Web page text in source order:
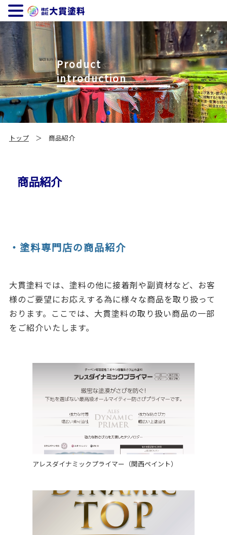
Product
introduction
トップ＞ 商品紹介
商品紹介
・塗料専門店の商品紹介
大貫塗料では、塗料の他に接着剤や副資材など、お客
様のご要望にお応えする為に様々な商品を取り扱って
おります。ここでは、大貫塗料の取り扱い商品の一部
をご紹介いたします。
アレスダイナミックプライマー（関西ペイント）